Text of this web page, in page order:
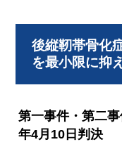
後縦靭帯骨化
を最小限に抑
第一事件・第二
年4月10日判決